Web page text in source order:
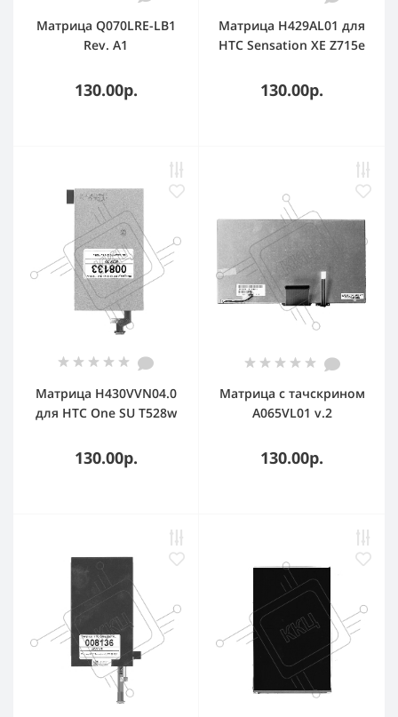
Матрица Q070LRE-LB1
Rev. A1
130.00р.
Матрица H429AL01 для
HTC Sensation XE Z715e
130.00р.
Матрица H430VVN04.0
для HTC One SU T528w
130.00р.
Матрица с тачскрином
A065VL01 v.2
130.00р.